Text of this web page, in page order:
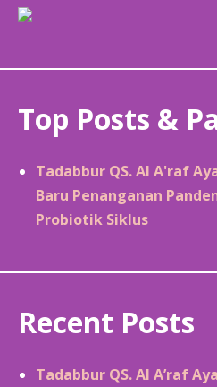
Top Posts &
Tadabbur QS. Al A'raf
Baru Penanganan
Probiotik Siklus
Recent Posts
Tadabbur QS. Al A’raf